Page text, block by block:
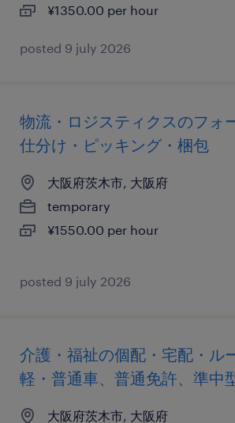
¥1350.00 per hour
posted 9 july 2026
物流・ロジスティクスのフォ
仕分け・ピッキング・梱包
大阪府茨木市, 大阪府
temporary
¥1550.00 per hour
posted 9 july 2026
介護・福祉の個配・宅配・ル
軽・普通車、普通免許、準中
大阪府茨木市, 大阪府